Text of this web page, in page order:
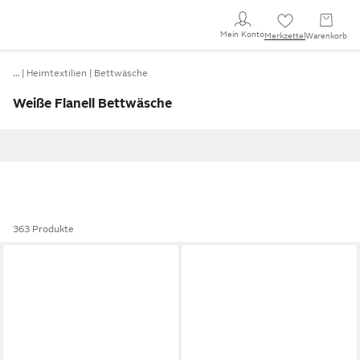
Mein KontoMerkzettel Warenkorb
… Heimtextilien Bettwäsche
Weiße Flanell Bettwäsche
363 Produkte